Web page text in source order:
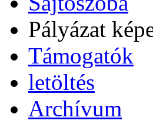
Pályázat
Támogatók
letöltés
Archívum